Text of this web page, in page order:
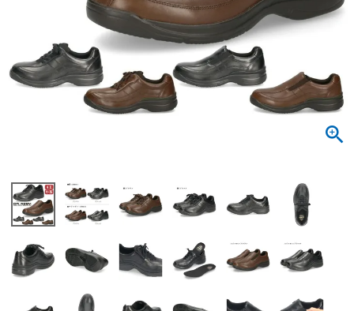
スニーカー
ローファー
カジュアルシューズ
ウェア
Parade
SKECHERS
ビジネス・ドレスシューズ
ローファー
ワークシューズ
ブーツ
ウェア
レインシューズ
スニーカー
ブーツ
Parade
SKECHERS
すべての商品
レディース新入荷
メンズ新入荷
すべての商品
レディースSALE
キッズSALE
バッグ
ボディバッグ
ハンドバッグ
すべての商品
ケア用品
雑貨
ご利用ガイド